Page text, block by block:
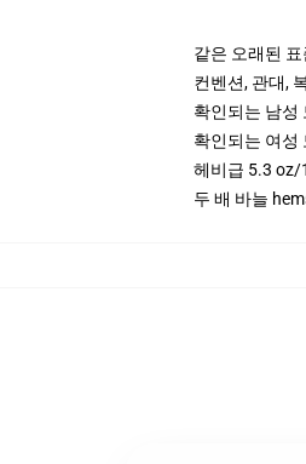
같은 오래된
컨벤션, 관대,
확인되는 남성
확인되는 여성
헤비급 5.3 oz/
두 배 바늘